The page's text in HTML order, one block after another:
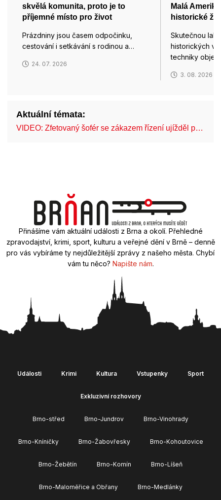
skvělá komunita, proto je to
příjemné místo pro život
Prázdniny jsou časem odpočinku,
cestování i setkávání s rodinou a…
24. 07. 2026
Malá
historické
Skutečnou
historických
techniky
3. 08. 2026
Aktuální témata:
VIDEO: Zfetovaný šofér se zákazem řízení ujížděl p…
Přinášíme vám aktuální události z Brna a okolí. Přehledné
zpravodajství, krimi, sport, kulturu a veřejné dění v Brně – denně
pro vás vybíráme ty nejdůležitější zprávy z našeho města. Chybí
vám tu něco? Napište nám.
Události Krimi Kultura Vstupenky Sport
Exkluzivní rozhovory
Brno-střed Brno-Jundrov Brno-Vinohrady
Brno-Kníničky Brno-Žabovřesky Brno-Kohoutovice
Brno-Žebětín Brno-Komín Brno-Líšeň
Brno-Maloměřice a Obřany Brno-Medlánky